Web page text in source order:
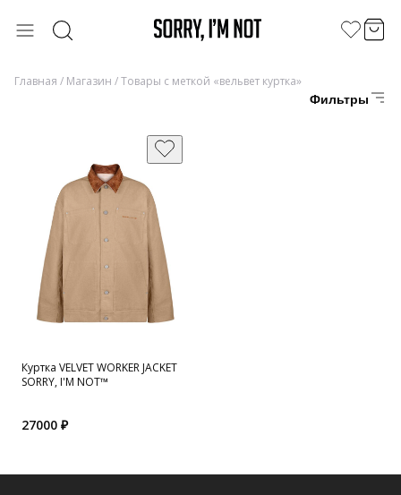
Главная / Магазин / Товары с меткой «вельвет куртка»
Фильтры
Куртка VELVET WORKER JACKET
SORRY, I'M NOT™
27000 ₽